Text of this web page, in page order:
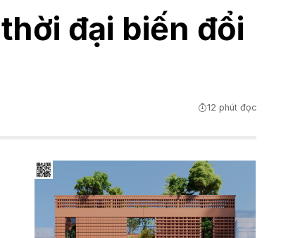
đại biến đổi
12 phút đọc